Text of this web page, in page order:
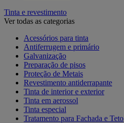
Tinta e revestimento
Ver todas as categorias
Acessórios para tinta
Antiferrugem e primário
Galvanização
Preparação de pisos
Proteção de Metais
Revestimento antiderrapante
Tinta de interior e exterior
Tinta em aerossol
Tinta especial
Tratamento para Fachada e Teto